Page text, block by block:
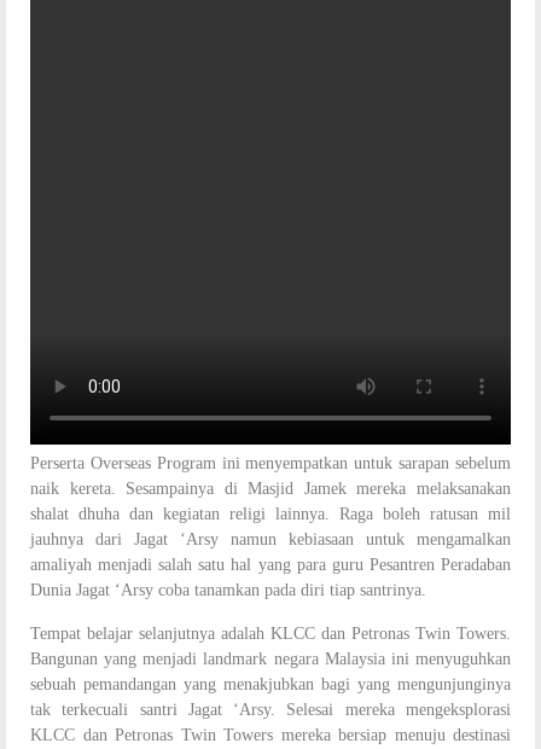
Perserta Overseas Program ini menyempatkan untuk sarapan sebelum
naik kereta. Sesampainya di Masjid Jamek mereka melaksanakan
shalat dhuha dan kegiatan religi lainnya. Raga boleh ratusan mil
jauhnya dari Jagat ‘Arsy namun kebiasaan untuk mengamalkan
amaliyah menjadi salah satu hal yang para guru Pesantren Peradaban
Dunia Jagat ‘Arsy coba tanamkan pada diri tiap santrinya.
Tempat belajar selanjutnya adalah KLCC dan Petronas Twin Towers.
Bangunan yang menjadi landmark negara Malaysia ini menyuguhkan
sebuah pemandangan yang menakjubkan bagi yang mengunjunginya
tak terkecuali santri Jagat ‘Arsy. Selesai mereka mengeksplorasi
KLCC dan Petronas Twin Towers mereka bersiap menuju destinasi